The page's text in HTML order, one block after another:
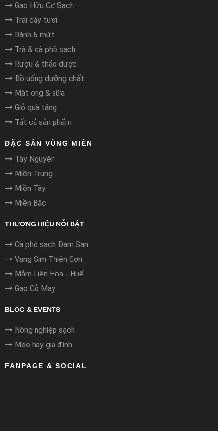
Gạo Hữu Cơ Sạch
Trái cây tươi
Bánh & mứt
Trà & cà phê sạch
Rượu & thảo dược
Đồ uống dưỡng chất
Mật ong & sữa
Giỏ quà tặng
Tất cả sản phẩm
ĐẶC SẢN VÙNG MIỀN
Tây Nguyên
Miền Trung
Miền Tây
Miền Bắc
THƯƠNG HIỆU NỖI BẬT
Cà phê sạch Đam San
Vang Sim Thiên Sơn
Mắm Liên Hoa - Huế
Gạo Cỏ May
BLOG & EVENTS
Nông nghiệp sạch
Mẹo hay gia đình
FANPAGE & SOCIAL